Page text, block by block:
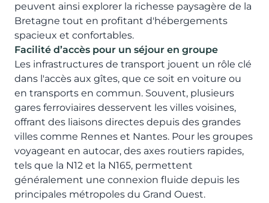
peuvent ainsi explorer la richesse paysagère de la
Bretagne tout en profitant d'hébergements
spacieux et confortables.
Facilité d’accès pour un séjour en groupe
Les infrastructures de transport jouent un rôle clé
dans l'accès aux gîtes, que ce soit en voiture ou
en transports en commun. Souvent, plusieurs
gares ferroviaires desservent les villes voisines,
offrant des liaisons directes depuis des grandes
villes comme Rennes et Nantes. Pour les groupes
voyageant en autocar, des axes routiers rapides,
tels que la N12 et la N165, permettent
généralement une connexion fluide depuis les
principales métropoles du Grand Ouest.